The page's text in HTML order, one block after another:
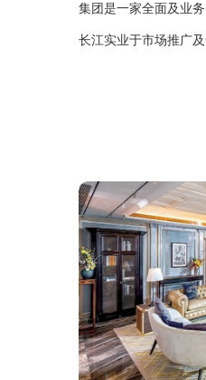
集团是一家全面及业
长江实业于市场推广